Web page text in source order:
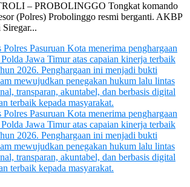
– PROBOLINGGO Tongkat komando
(Polres) Probolinggo resmi berganti. AKBP